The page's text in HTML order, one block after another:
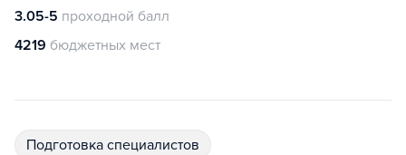
3.05-5 проходной балл
4219 бюджетных мест
подготовка специалистов